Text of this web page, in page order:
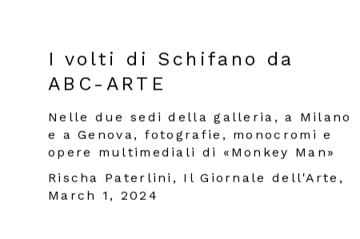
I volti di Schifano da
ABC-ARTE
Nelle due sedi della galleria, a Milano
e a Genova, fotografie, monocromi e
opere multimediali di «Monkey Man»
Rischa Paterlini, Il Giornale dell'Arte,
March 1, 2024